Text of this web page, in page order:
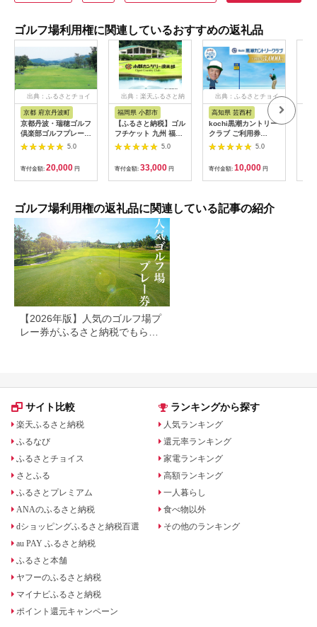
ゴルフ場利用権に関連しているおすすめの返礼品
出典：ふるさとチョイ
京都 府京丹波町
京都丹波・瑞穂ゴルフ
倶楽部ゴルフプレー利
用券（6,000円分）
5.0
寄付金額: 20,000 円
出典：楽天ふるさと納
福岡県 小郡市
【ふるさと納税】ゴル
フチケット 九州 福岡
小郡カンツリー倶楽部
ギフト券 9枚 9000円
ゴルフ チケット 商品
券 ゴルフ券 スポーツ
ラウンド 券 福岡県 小
5.0
寄付金額: 33,000 円
出典：ふるさとチョイ
高知県 芸西村
kochi黒潮カントリー
クラブ ご利用券
3,000円
5.0
寄付金額: 10,000 円
ゴルフ場利用権の返礼品に関連している記事の紹介
【2026年版】人気のゴルフ場プ
レー券がふるさと納税でもらえ
サイト比較
楽天ふるさと納税
ふるなび
ふるさとチョイス
さとふる
ふるさとプレミアム
ANAのふるさと納税
dショッピングふるさと納税百選
au PAY ふるさと納税
ふるさと本舗
ヤフーのふるさと納税
マイナビふるさと納税
ポイント還元キャンペーン
ランキングから探す
人気ランキング
還元率ランキング
家電ランキング
高額ランキング
一人暮らし
食べ物以外
その他のランキング